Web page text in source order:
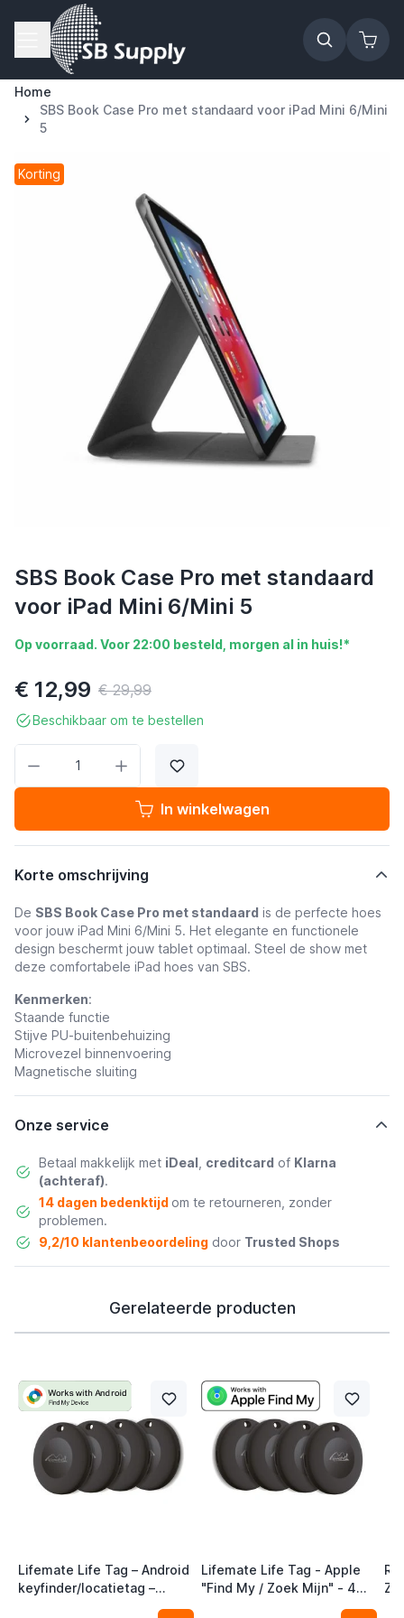
Ga naar de inhoud
Home
SBS Book Case Pro met standaard voor iPad Mini 6/Mini
5
Korting
SBS Book Case Pro met standaard
voor iPad Mini 6/Mini 5
Op voorraad. Voor 22:00 besteld, morgen al in huis!*
€ 12,99 € 29,99
Beschikbaar om te bestellen
In winkelwagen
Korte omschrijving
De SBS Book Case Pro met standaard is de perfecte hoes
voor jouw iPad Mini 6/Mini 5. Het elegante en functionele
design beschermt jouw tablet optimaal. Steel de show met
deze comfortabele iPad hoes van SBS.
Kenmerken:
Staande functie
Stijve PU-buitenbehuizing
Microvezel binnenvoering
Magnetische sluiting
Onze service
Betaal makkelijk met iDeal creditcard of Klarna
(achteraf).
14 dagen bedenktijd om te retourneren, zonder
problemen.
9,2/10 klantenbeoordelingdoor Trusted Shops
Gerelateerde producten
Lifemate Life Tag – Android
keyfinder/locatietag –
Android/Google Find My
Lifemate Life Tag - Apple
"Find My / Zoek Mijn" - 4
Pack - AirTag Alternatief